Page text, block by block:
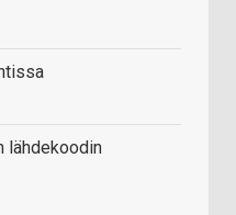
lähdekoodin